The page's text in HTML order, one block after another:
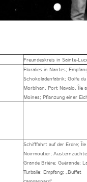
Freundeskreis in Sainte-
Floralies in Nantes;
Schokoladenfabrik; Golfe du
Morbihan, Port Navalo, Île
Moines; Pflanzung einer
Schifffahrt auf der Erdre; Île
Noirmoutier;
Grande Briére; Guérande;
Turballe; Empfang; „Buffet